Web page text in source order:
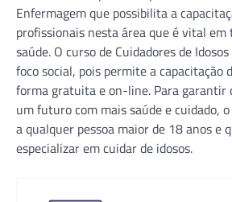
Enfermagem que possibilita a
profissionais nesta área que é vital em
saúde. O curso de Cuidadores de
foco social, pois permite a capacitação
forma gratuita e on-line. Para garantir
um futuro com mais saúde e cuidado,
a qualquer pessoa maior de 18 anos e
especializar em cuidar de idosos.